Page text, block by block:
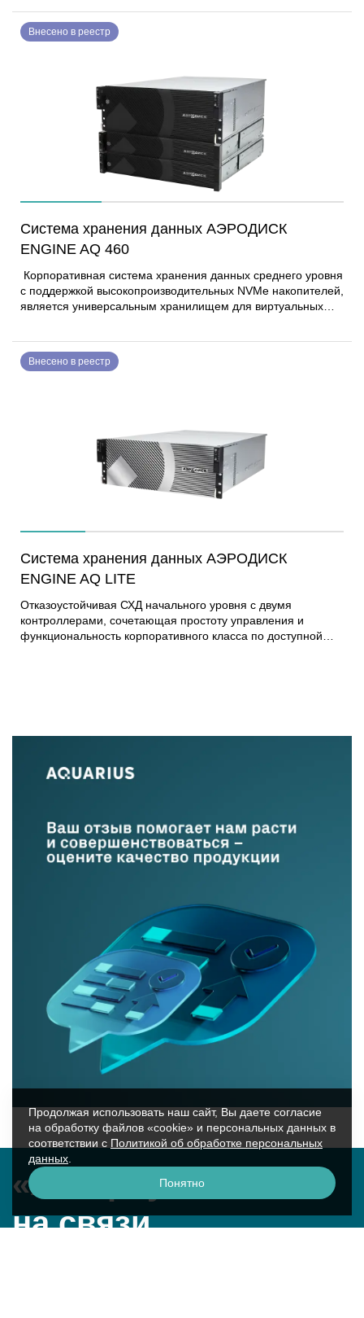
оптимизация ресурсов позволяют уверенно развивать
инфраструктуру и поддерживать критически важные
Внесено в реестр
Система хранения данных АЭРОДИСК
ENGINE AQ 460
с поддержкой высокопроизводительных NVMe накопителей,
является универсальным хранилищем для виртуальных
счёт дублирования компонентов, поддержки пулов RDG и
DDP, RAID 10, 5, 6, 6р, функций мгновенных снимков и
обеспечивает равноправный доступ к данным с нескольких
контроллеров и равномерное распределение нагрузки без
единой точки отказа. Оптимизирует хранение данных с
помощью сжатия и дедупликации, гарантирует
катастрофоустойчивость за счёт удалённой репликации и
Внесено в реестр
Система хранения данных АЭРОДИСК
ENGINE AQ LITE
Отказоустойчивая СХД начального уровня с двумя
контроллерами, сочетающая простоту управления и
функциональность корпоративного класса по доступной
«Аквариус»
на связи
Продолжая использовать наш сайт, Вы даете согласие
на обработку файлов «cookie» и персональных данных в
соответствии с Политикой об обработке персональных
данных
Понятно